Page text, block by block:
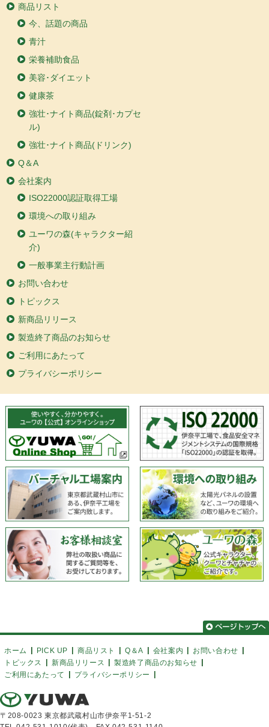
商品リスト
今、話題の商品
青汁
栄養補助食品
美容･ダイエット
健康茶
強壮･ナイト商品(錠剤･カプセ
ル)
強壮･ナイト商品(ドリンク)
Q＆A
会社案内
ISO22000認証取得工場
環境への取り組み
ユーワの森(キャラクター紹
介)
一般事業主行動計画
お問い合わせ
トピックス
新商品リリース
製造終了商品のお知らせ
ご利用にあたって
プライバシーポリシー
ホーム PICK UP 商品リスト Q＆A 会社案内
お問い合わせ
トピックス
新商品リリース
製造終了商品のお知らせ
ご利用にあたって
プライバシーポリシー
〒208-0023 東京都武蔵村山市伊奈平1-51-2